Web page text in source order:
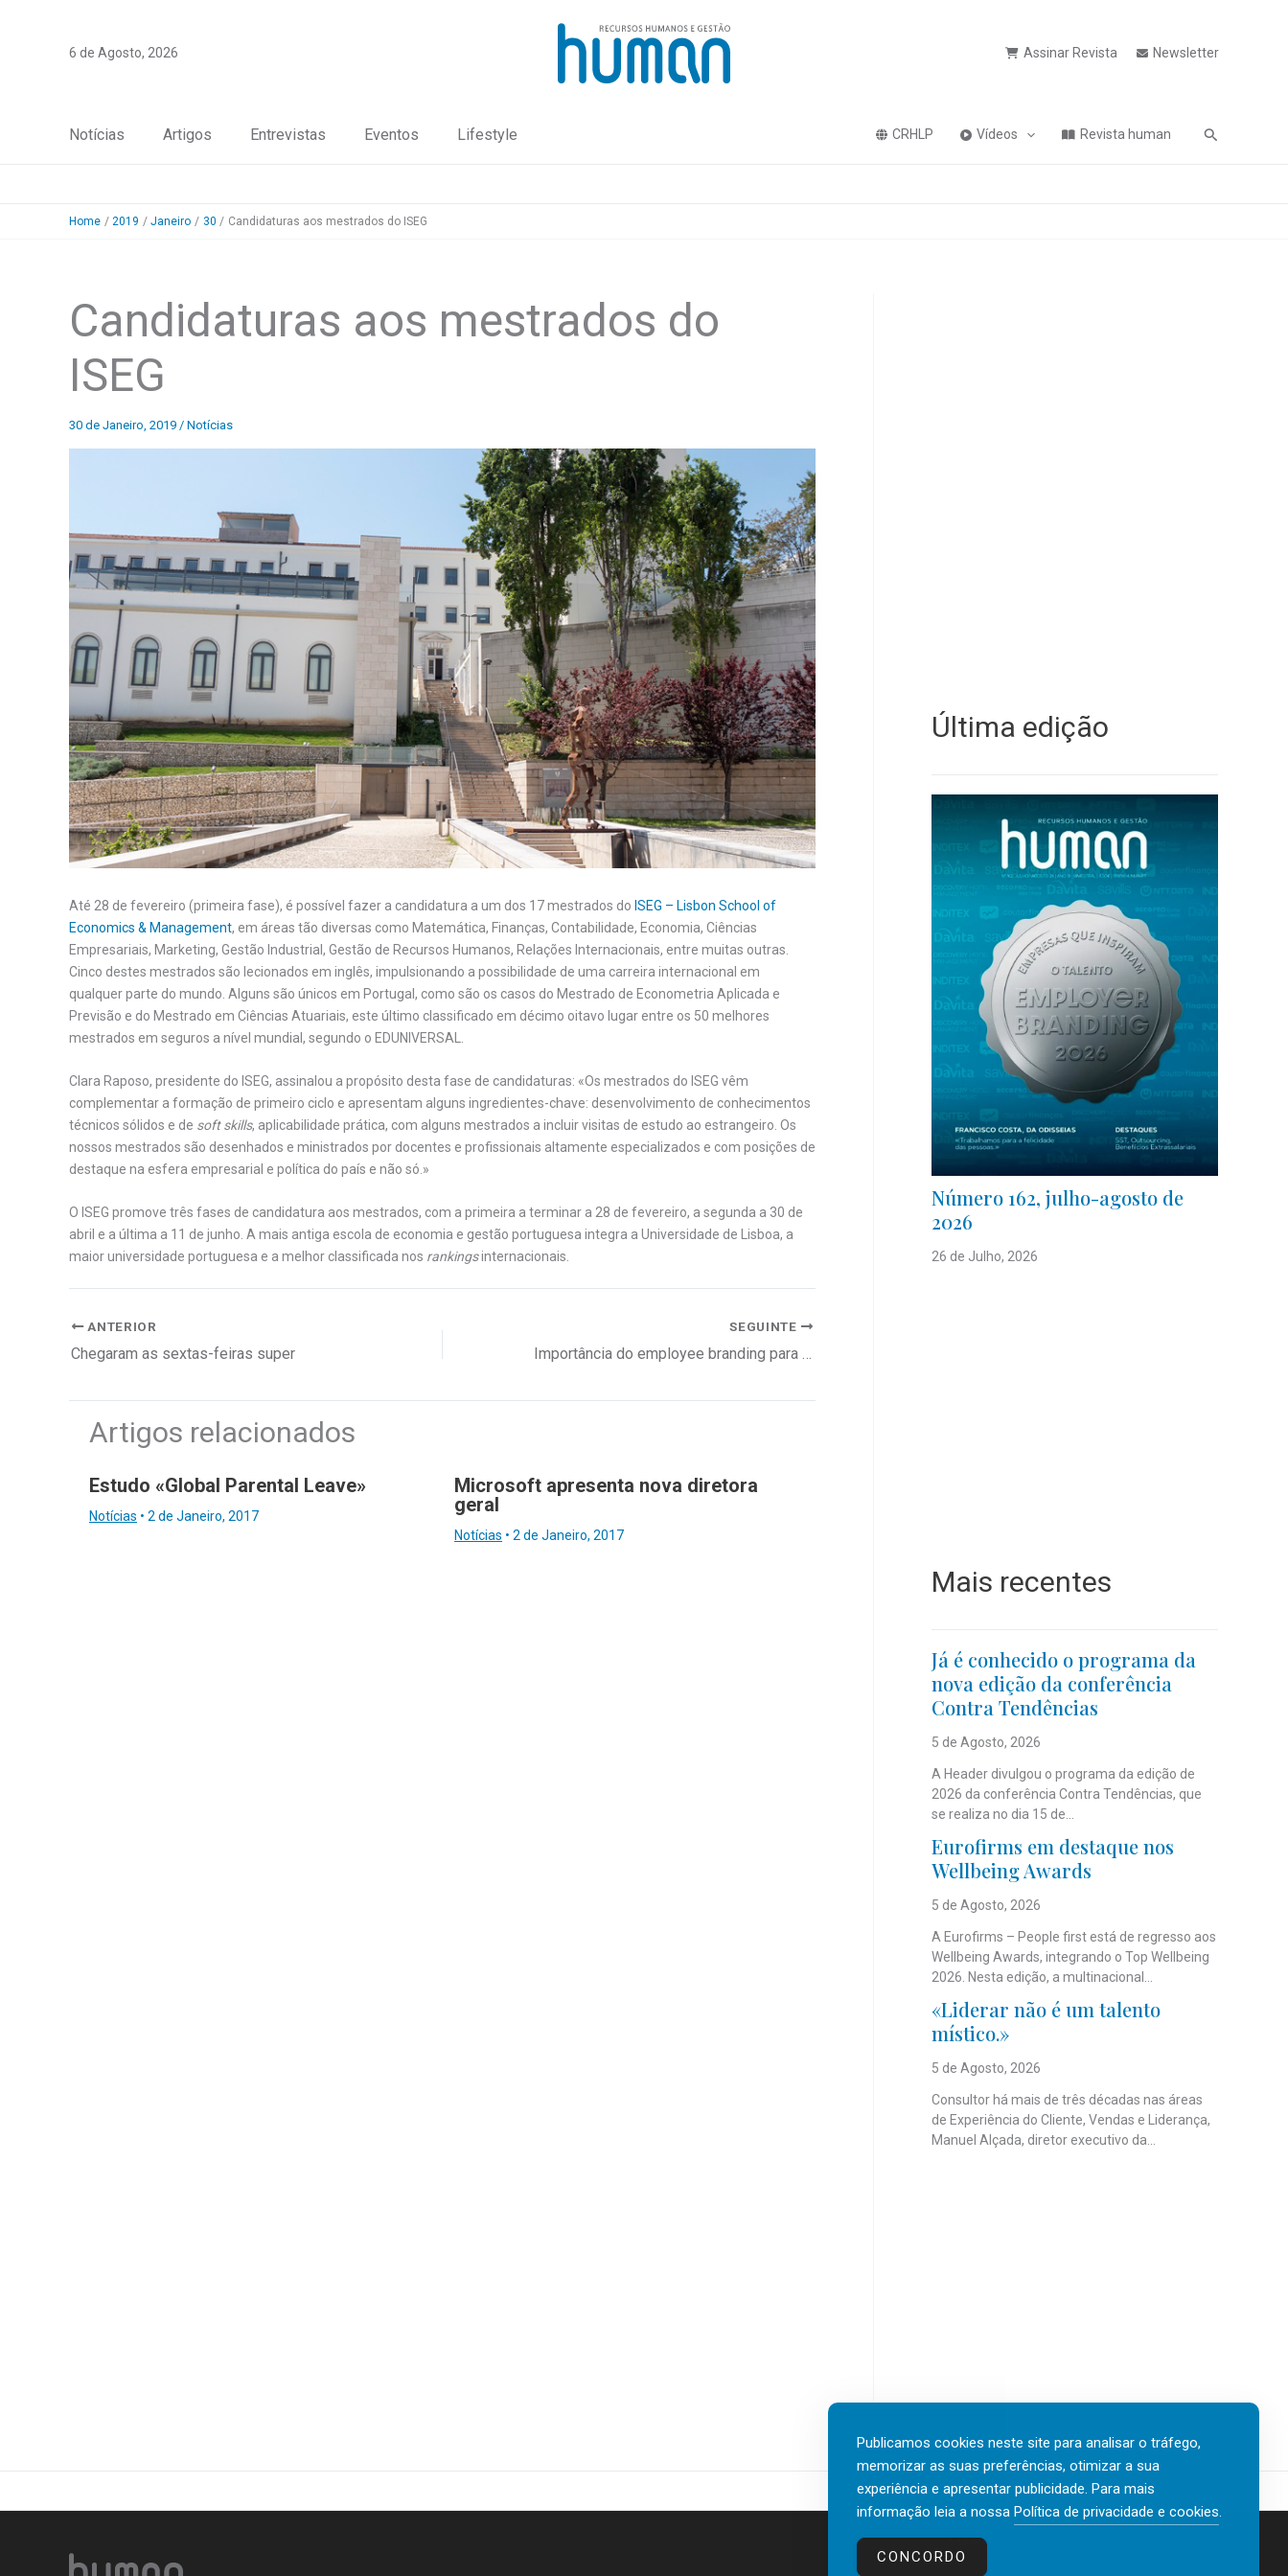
6 de Agosto, 2026 Assinar Revista Newsletter
Notícias Artigos Entrevistas Eventos Lifestyle CRHLP Vídeos Revista human Pesquisa
Home 2019 Janeiro 30 Candidaturas aos mestrados do ISEG
Candidaturas aos mestrados do
ISEG
30 de Janeiro, 2019 / Notícias
Até 28 de fevereiro (primeira fase), é possível fazer a candidatura a um dos 17 mestrados do ISEG – Lisbon School of
Economics & Management, em áreas tão diversas como Matemática, Finanças, Contabilidade, Economia, Ciências
Empresariais, Marketing, Gestão Industrial, Gestão de Recursos Humanos, Relações Internacionais, entre muitas outras.
Cinco destes mestrados são lecionados em inglês, impulsionando a possibilidade de uma carreira internacional em
qualquer parte do mundo. Alguns são únicos em Portugal, como são os casos do Mestrado de Econometria Aplicada e
Previsão e do Mestrado em Ciências Atuariais, este último classificado em décimo oitavo lugar entre os 50 melhores
mestrados em seguros a nível mundial, segundo o EDUNIVERSAL.
Clara Raposo, presidente do ISEG, assinalou a propósito desta fase de candidaturas: «Os mestrados do ISEG vêm
complementar a formação de primeiro ciclo e apresentam alguns ingredientes-chave: desenvolvimento de conhecimentos
técnicos sólidos e de soft skills, aplicabilidade prática, com alguns mestrados a incluir visitas de estudo ao estrangeiro. Os
nossos mestrados são desenhados e ministrados por docentes e profissionais altamente especializados e com posições de
destaque na esfera empresarial e política do país e não só.»
O ISEG promove três fases de candidatura aos mestrados, com a primeira a terminar a 28 de fevereiro, a segunda a 30 de
abril e a última a 11 de junho. A mais antiga escola de economia e gestão portuguesa integra a Universidade de Lisboa, a
maior universidade portuguesa e a melhor classificada nos rankingsinternacionais.
ANTERIOR
Chegaram as sextas-feiras super
SEGUINTE
Importância do employee branding para os RH
Artigos relacionados
Estudo «Global Parental Leave»
Notícias • 2 de Janeiro, 2017
Microsoft apresenta nova diretora
geral
Notícias • 2 de Janeiro, 2017
Última edição
Número 162, julho-agosto de
2026
26 de Julho, 2026
Mais recentes
Já é conhecido o programa da
nova edição da conferência
Contra Tendências
5 de Agosto, 2026
A Header divulgou o programa da edição de
2026 da conferência Contra Tendências, que
se realiza no dia 15 de...
Eurofirms em destaque nos
Wellbeing Awards
5 de Agosto, 2026
A Eurofirms – People first está de regresso aos
Wellbeing Awards, integrando o Top Wellbeing
2026. Nesta edição, a multinacional...
«Liderar não é um talento
místico.»
5 de Agosto, 2026
Consultor há mais de três décadas nas áreas
de Experiência do Cliente, Vendas e Liderança,
Manuel Alçada, diretor executivo da...
Contactos
Publicamos cookies neste site para analisar o tráfego,
memorizar as suas preferências, otimizar a sua
experiência e apresentar publicidade. Para mais
informação leia a nossa Política de privacidade e cookies.
CONCORDO